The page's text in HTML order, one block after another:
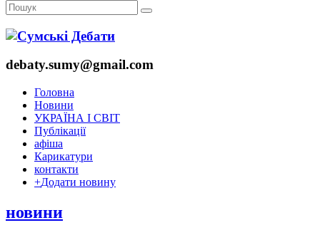
debaty.sumy@gmail.com
Головна
Новини
УКРАЇНА І СВІТ
Публікації
афіша
Карикатури
контакти
+Додати новину
новини